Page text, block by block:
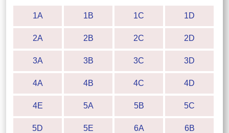
1A 1B 1C 1D
2A 2B 2C 2D
3A 3B 3C 3D
4A 4B 4C 4D
4E 5A 5B 5C
5D 5E 6A 6B